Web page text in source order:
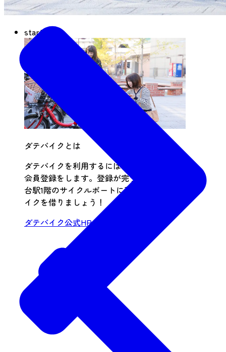
start
ダテバイクとは
ダテバイクを利用するには、公式アプリから
会員登録をします。登録が完了したら、JR仙
台駅1階のサイクルポートに移動して、ダテバ
イクを借りましょう！
ダテバイク公式HP